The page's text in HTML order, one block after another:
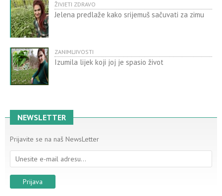
ŽIVJETI ZDRAVO
Jelena predlaže kako srijemuš sačuvati za zimu
ZANIMLJIVOSTI
Izumila lijek koji joj je spasio život
NEWSLETTER
Prijavite se na naš NewsLetter